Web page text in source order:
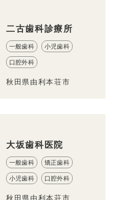
二古歯科診療所
一般歯科 小児歯科
口腔外科
秋田県由利本荘市
大坂歯科医院
一般歯科 矯正歯科
小児歯科 口腔外科
秋田県由利本荘市